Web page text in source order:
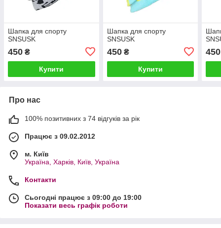
Шапка для спорту
SNSUSK
450 ₴
Купити
Шапка для спорту
SNSUSK
450₴
Купити
450
Про нас
100% позитивних з 74 відгуків за рік
Працює з 09.02.2012
м. Київ
Україна, Харків, Київ, Україна
Контакти
Сьогодні працює з 09:00 до 19:00
Показати весь графік роботи